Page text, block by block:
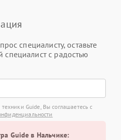
специалисту, оставьте
с радостью
Guide, Вы соглашаетесь с
Guide в Нальчике: